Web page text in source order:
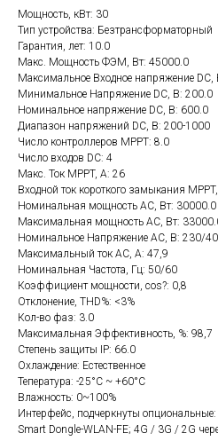
Мощность, кВт: 30
Тип устройства: Безтрансформаторный
Гарантия, лет: 10.0
Макс. Мощность ФЭМ, Вт: 45000.0
Максимальное Входное напряжение
Минимальное Напряжение DC, В: 200.0
Номинальное напряжение DC, В: 600.0
Диапазон напряжений DC, В: 200-1000
Число контроллеров MPPT: 8.0
Число входов DC: 4
Макс. Ток MPPT, А: 26
Входной ток короткого замыкания
Номинальная мощность AC, Вт: 30000.0
Максимальная мощность AC, Вт:
Номинальное Напряжение AC, В: 230/
Максимальный ток AC, А: 47,9
Номинальная Частота, Гц: 50/60
Коэффициент мощности, cos?: 0,8
Отклонение, THD%: <3%
Кол-во фаз: 3.0
Максимальная Эффективность, %: 98,7
Степень защиты IP: 66.0
Охлаждение: Естественное
Тепература: -25°C ~ +60°C
Влажность: 0~100%
Интерфейс, подчеркнуты
Smart Dongle-WLAN-FE; 4G / 3G / 2G